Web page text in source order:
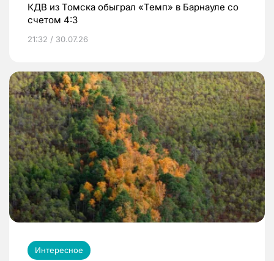
КДВ из Томска обыграл «Темп» в Барнауле со
счетом 4:3
21:32 / 30.07.26
Интересное